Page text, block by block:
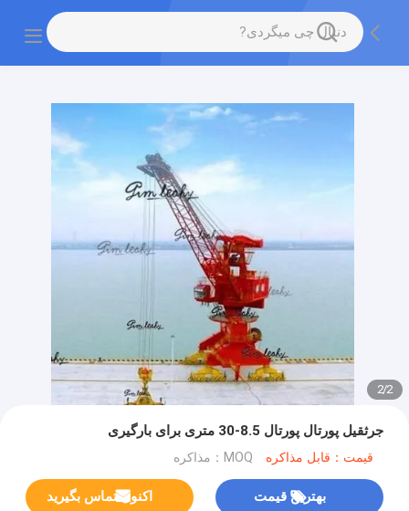
gtag('config', 'G-QWE9HWC3PF', {cookie_flags:
"SameSite=None;Secure"});
2
/
2
جرثقیل پورتال پورتال 8.5-30 متری برای بارگیری
قیمت：قابل مذاکره MOQ：مذاکره
بهترین قیمت اکنون تماس بگیرید